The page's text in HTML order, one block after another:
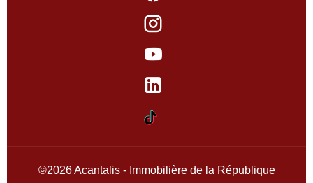
©2026 Acantalis - Immobilière de la République